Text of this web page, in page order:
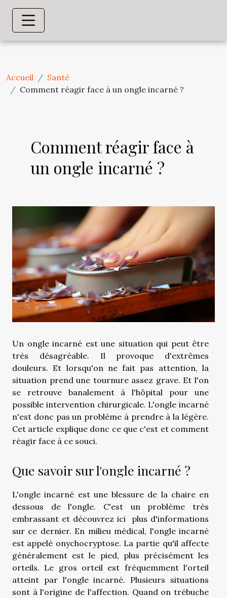
Accueil
Santé
Comment réagir face à un ongle incarné ?
Comment réagir face à
un ongle incarné ?
Un ongle incarné est une situation qui peut être
très désagréable. Il provoque d'extrêmes
douleurs. Et lorsqu'on ne fait pas attention, la
situation prend une tournure assez grave. Et l'on
se retrouve banalement à l'hôpital pour une
possible intervention chirurgicale. L'ongle incarné
n'est donc pas un problème à prendre à la légère.
Cet article explique donc ce que c'est et comment
réagir face à ce souci.
Que savoir sur l'ongle incarné ?
L'ongle incarné est une blessure de la chaire en
dessous de l'ongle. C'est un problème très
embrassant et découvrez ici plus d'informations
sur ce dernier. En milieu médical, l'ongle incarné
est appelé onychocryptose. La partie qu'il affecte
généralement est le pied, plus précisément les
orteils. Le gros orteil est fréquemment l'orteil
atteint par l'ongle incarné. Plusieurs situations
sont à l'origine de l'affection. Quand on trébuche